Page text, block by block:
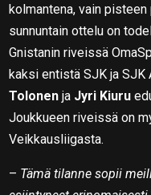
kolmantena, vain
sunnuntain ottelu on
Gnistanin riveissä
kaksi entistä SJK ja SJK
Tolonen ja Jyri Kiuru
Joukkueen riveissä on
Veikkausliigasta.
– Tämä tilanne sopii